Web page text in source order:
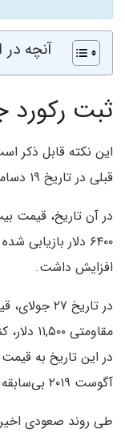
آنچه
ثبت
این نکته قابل ذکر
قبلی در تاریخ ۱۹ دسامبر ۲۰۱۹ با ۶۳۱۲ قرارداد است.
در آن تاریخ، قیمت
افزایش داشت.
در تاریخ
آگوست ۲۰۱۹ بی‌سابقه بوده است.